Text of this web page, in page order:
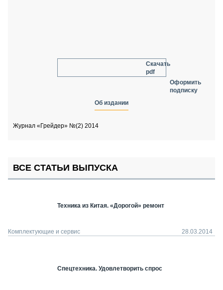
Журнал «Грейдер» №(2) 2014
Скачать
pdf
Оформить
подписку
Об издании
ВСЕ СТАТЬИ ВЫПУСКА
Техника из Китая. «Дорогой» ремонт
Комплектующие и сервис 28.03.2014
Спецтехника. Удовлетворить спрос